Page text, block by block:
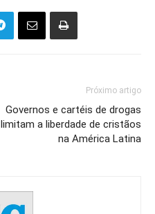
Próximo artigo
Governos e cartéis de drogas
limitam a liberdade de cristãos
na América Latina